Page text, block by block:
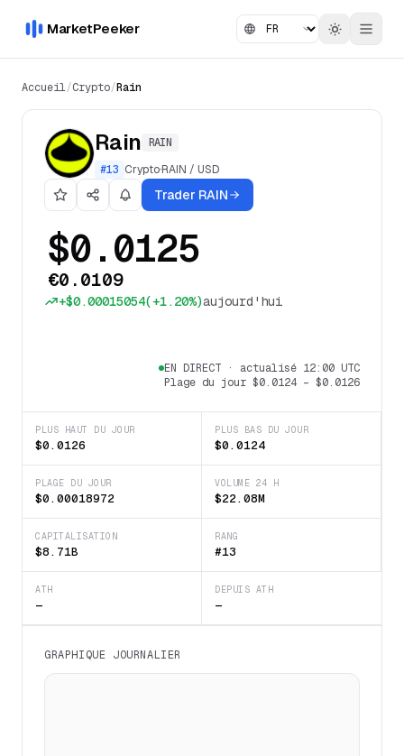
MarketPeeker
Accueil/Crypto/Rain
Rain RAIN
#13 Crypto·RAIN / USD
Trader RAIN
$0.0125
€0.0109
+$0.00015054(+1.20%)aujourd'hui
EN DIRECT · actualisé 12:00 UTC
Plage du jour $0.0124 – $0.0126
PLUS HAUT DU JOUR
$0.0126
PLUS BAS DU JOUR
$0.0124
PLAGE DU JOUR
$0.00018972
VOLUME 24 H
$22.08M
CAPITALISATION
$8.71B
RANG
#13
ATH
—
DEPUIS ATH
—
GRAPHIQUE JOURNALIER